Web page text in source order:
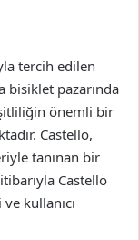
tercih edilen
bisiklet pazarında
önemli bir
Castello,
tanınan bir
Castello
kullanıcı